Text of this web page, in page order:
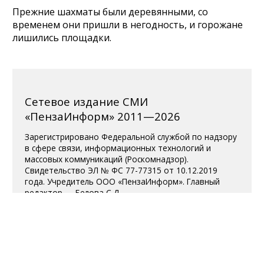
Прежние шахматы были деревянными, со
временем они пришли в негодность, и горожане
лишились площадки.
Сетевое издание СМИ
«ПензаИнформ» 2011—2026
Зарегистрировано Федеральной службой по надзору
в сфере связи, информационных технологий и
массовых коммуникаций (Роскомнадзор).
Свидетельство ЭЛ № ФС 77-77315 от 10.12.2019
года. Учредитель ООО «ПензаИнформ». Главный
редактор — Белова С.Д.